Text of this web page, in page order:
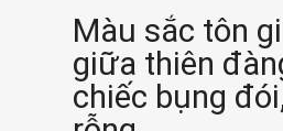
Màu sắc tôn
giữa thiên
chiếc bụng